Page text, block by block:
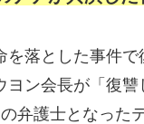
落とした事件
ン会長が「復
弁護士となった